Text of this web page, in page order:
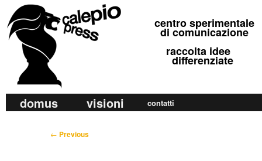
calepio press
©
centro sperimentale
di comunicazione
raccolta idee
differenziate
a
Skip
Skip
secondary
domus visioni contatti
P
← Previous